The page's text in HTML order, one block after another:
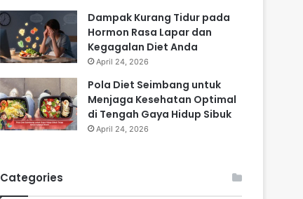
Dampak Kurang Tidur pada
Hormon Rasa Lapar dan
Kegagalan Diet Anda
April 24, 2026
Pola Diet Seimbang untuk
Menjaga Kesehatan Optimal
di Tengah Gaya Hidup Sibuk
April 24, 2026
Categories